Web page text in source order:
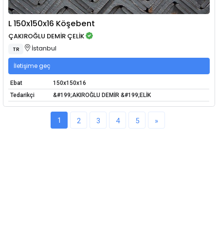
L 150x150x16 Köşebent
ÇAKIROĞLU DEMİR ÇELİK
TR İstanbul
İletişime geç
Ebat
150x150x16
Tedarikçi
&#199;AKIROĞLU DEMİR &#199;ELİK
1 2 3 4 5 »